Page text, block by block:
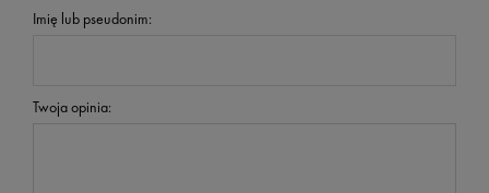
Imię lub pseudonim:
Twoja opinia: